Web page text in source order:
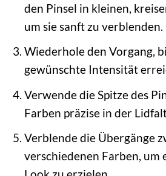
den Pinsel in kleinen,
um sie sanft zu verblenden.
Wiederhole den Vorgang,
gewünschte Intensität
Verwende die Spitze des
Farben präzise in der
Verblende die Übergänge
verschiedenen Farben, um